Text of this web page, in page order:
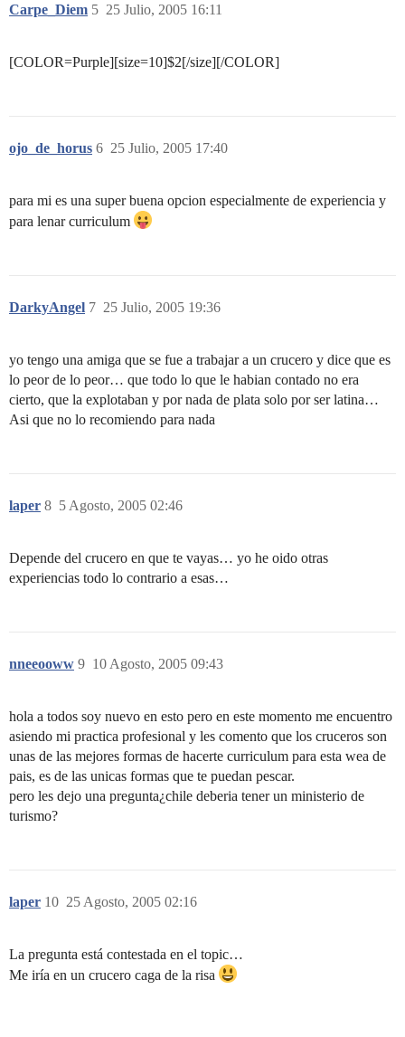
Carpe_Diem 25 Julio, 2005 16:11
5
[COLOR=Purple][size=10]$2[/size][/COLOR]
ojo_de_horus 25 Julio, 2005 17:40
6
para mi es una super buena opcion especialmente de experiencia y
para lenar curriculum
DarkyAngel 25 Julio, 2005 19:36
7
yo tengo una amiga que se fue a trabajar a un crucero y dice que es
lo peor de lo peor… que todo lo que le habian contado no era
cierto, que la explotaban y por nada de plata solo por ser latina…
Asi que no lo recomiendo para nada
laper 5 Agosto, 2005 02:46
8
Depende del crucero en que te vayas… yo he oido otras
experiencias todo lo contrario a esas…
nneeooww 10 Agosto, 2005 09:43
9
hola a todos soy nuevo en esto pero en este momento me encuentro
asiendo mi practica profesional y les comento que los cruceros son
unas de las mejores formas de hacerte curriculum para esta wea de
pais, es de las unicas formas que te puedan pescar.
pero les dejo una pregunta¿chile deberia tener un ministerio de
turismo?
laper 25 Agosto, 2005 02:16
10
La pregunta está contestada en el topic…
Me iría en un crucero caga de la risa